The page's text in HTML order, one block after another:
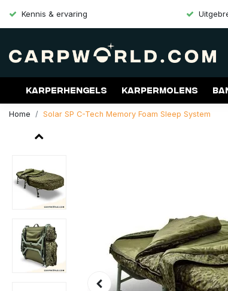
Kennis & ervaring
Karperhengels Karpermolens
Merken Aanbiedingen Gift Cards
Home Solar SP C-Tech Memory Foam Sleep System